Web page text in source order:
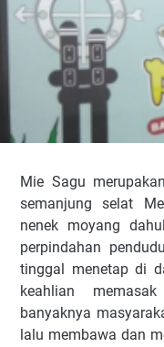
Mie Sagu
semanjung selat
nenek moyang
perpindahan
tinggal menetap di
keahlian
banyaknya
lalu membawa dan